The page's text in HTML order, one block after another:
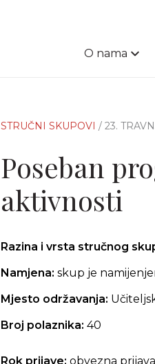
O nama
STRUČNI SKUPOVI / 23.
Poseban
aktivnosti
Razina i vrsta stručnog
Namjena: skup je
Mjesto održavanja:
Broj polaznika: 40
Rok prijave: obvezna